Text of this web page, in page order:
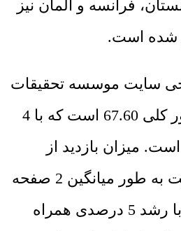
فرانسه و آلمان نیز
شده است.
سایت موسسه تحقیقات
و نشر معارف به طور کلی 67.60 است که با 4
میزان بازدید از
صفحات مختلف سایت به طور میانگین 2 صفحه
اعلام شده است که با رشد 5 درصدی همراه